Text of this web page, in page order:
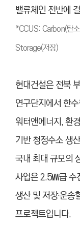
밸류체인 전반에
*CCUS: Carbon(탄
Storage(저장)
현대건설은 전북
연구단지에서 한
워터앤에너지, 환
기반 청정수소 생
국내 최대 규모의
사업은 2.5㎿급 수
생산 및 저장·운
프로젝트입니다.